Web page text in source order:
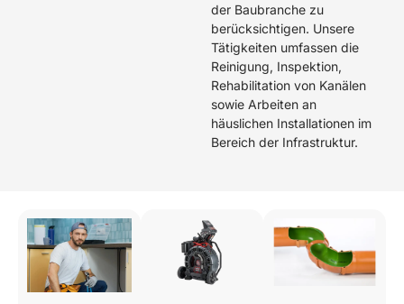
der Baubranche zu
berücksichtigen. Unsere
Tätigkeiten umfassen die
Reinigung, Inspektion,
Rehabilitation von Kanälen
sowie Arbeiten an
häuslichen Installationen im
Bereich der Infrastruktur.